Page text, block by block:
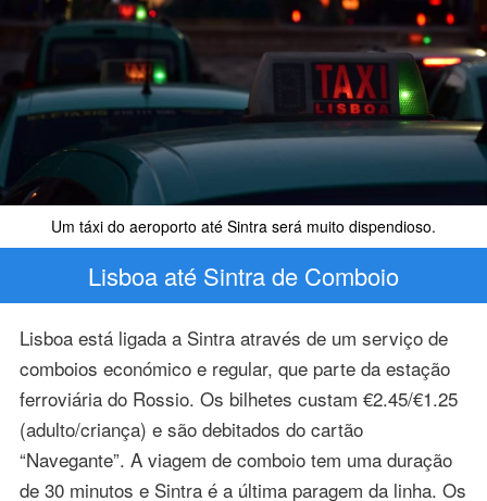
Um táxi do aeroporto até Sintra será muito dispendioso.
Lisboa até Sintra de Comboio
Lisboa está ligada a Sintra através de um serviço de
comboios económico e regular, que parte da estação
ferroviária do Rossio. Os bilhetes custam €2.45/€1.25
(adulto/criança) e são debitados do cartão
“Navegante”. A viagem de comboio tem uma duração
de 30 minutos e Sintra é a última paragem da linha. Os